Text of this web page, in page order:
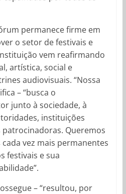
permanece firme em
o setor de festivais e
vem reafirmando
artística, social e
audiovisuais. “Nossa
– “busca o
junto à sociedade, à
instituições
Queremos
vez mais permanentes
festivais e sua
– “resultou, por